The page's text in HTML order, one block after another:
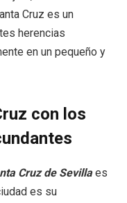
Cruz es un
herencias
en un pequeño y
con los
Cruz de Sevillaes
es su